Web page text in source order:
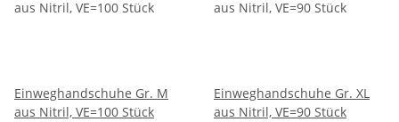
Einweghandschuhe Gr. M
aus Nitril, VE=100 Stück
Einweghandschuhe Gr. XL
aus Nitril, VE=90 Stück